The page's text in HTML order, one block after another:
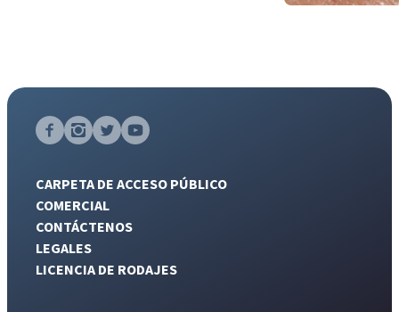
CARPETA DE ACCESO PÚBLICO
COMERCIAL
CONTÁCTENOS
LEGALES
LICENCIA DE RODAJES